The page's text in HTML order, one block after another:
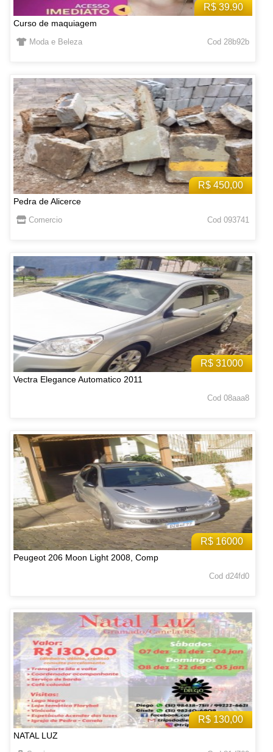
R$ 39.90
Curso de maquiagem
Moda e Beleza Cod 28b92b
R$ 450,00
Pedra de Alicerce
Comercio Cod 093741
R$ 31000
Vectra Elegance Automatico 2011
Cod 08aaa8
R$ 16000
Peugeot 206 Moon Light 2008, Comp
Cod d24fd0
R$ 130,00
NATAL LUZ